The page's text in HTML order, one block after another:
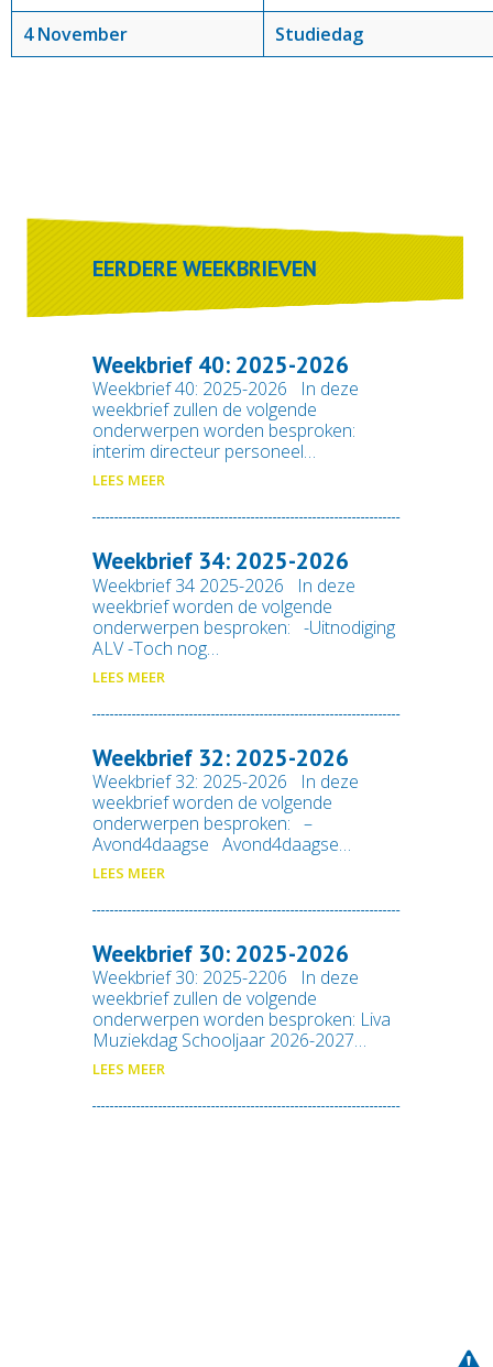
4 November
Studiedag
EERDERE WEEKBRIEVEN
Weekbrief 40: 2025-2026
Weekbrief 40: 2025-2026 In deze
weekbrief zullen de volgende
onderwerpen worden besproken:
interim directeur personeel…
LEES MEER
Weekbrief 34: 2025-2026
Weekbrief 34 2025-2026 In deze
weekbrief worden de volgende
onderwerpen besproken: -Uitnodiging
ALV -Toch nog…
LEES MEER
Weekbrief 32: 2025-2026
Weekbrief 32: 2025-2026 In deze
weekbrief worden de volgende
onderwerpen besproken: –
Avond4daagse Avond4daagse…
LEES MEER
Weekbrief 30: 2025-2026
Weekbrief 30: 2025-2206 In deze
weekbrief zullen de volgende
onderwerpen worden besproken: Liva
Muziekdag Schooljaar 2026-2027…
LEES MEER